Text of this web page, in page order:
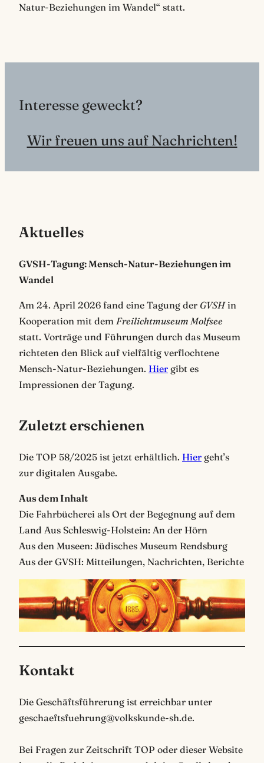
Natur-Beziehungen im Wandel“ statt.
Interesse geweckt?
Wir freuen uns auf Nachrichten!
Aktuelles
GVSH-Tagung: Mensch-Natur-Beziehungen im
Wandel
Am 24. April 2026 fand eine Tagung der GVSHin
Kooperation mit dem Freilichtmuseum Molfsee
statt. Vorträge und Führungen durch das Museum
richteten den Blick auf vielfältig verflochtene
Mensch-Natur-Beziehungen. Hier gibt es
Impressionen der Tagung.
Zuletzt erschienen
Die TOP 58/2025 ist jetzt erhältlich. Hier geht’s
zur digitalen Ausgabe.
Aus dem Inhalt
Die Fahrbücherei als Ort der Begegnung auf dem
Land Aus Schleswig-Holstein: An der Hörn
Aus den Museen: Jüdisches Museum Rendsburg
Aus der GVSH: Mitteilungen, Nachrichten, Berichte
Kontakt
Die Geschäftsführerung ist erreichbar unter
geschaeftsfuehrung@volkskunde-sh.de.
Bei Fragen zur Zeitschrift TOP oder dieser Website